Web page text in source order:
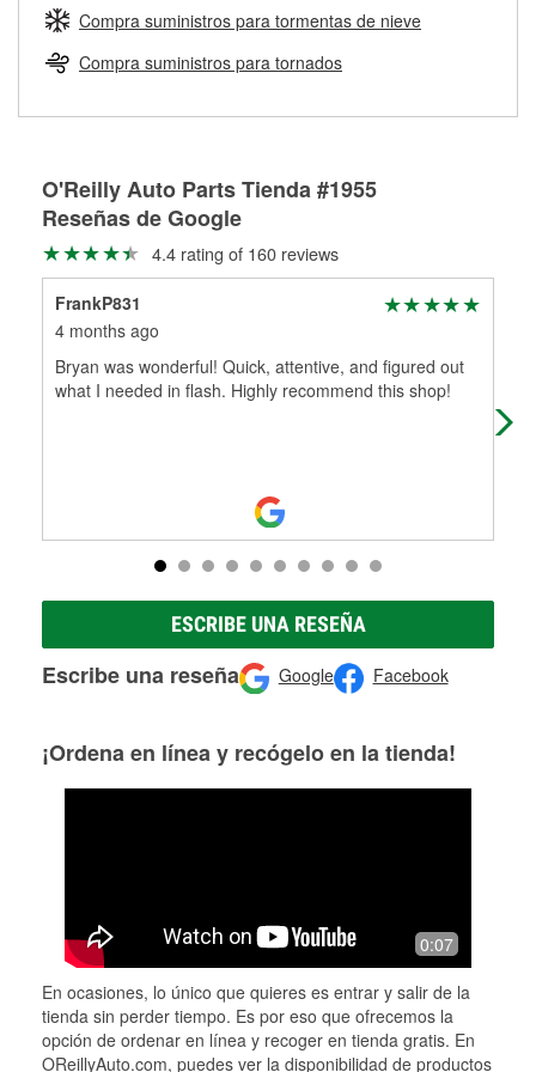
Más información sobre el Programa de Préstamo de
Herramientas de O'Reilly
medirán tus tambores o discos para determinar si pueden
ser rectificados con seguridad. Si tus tambores o discos no
pueden ser reutilizados, podemos ayudarte a encontrar las
partes de reemplazo correctas para tu reparación.
Rectificación de tambores y discos de freno
Compra suministros para tormentas de nieve
Compra suministros para tornados
O'Reilly Auto Parts Tienda #1955
Reseñas de Google
4.4 rating of 160 reviews
FrankP831
4 months ago
Bryan was wonderful! Quick, attentive, and figured out
what I needed in flash. Highly recommend this shop!
ESCRIBE UNA RESEÑA
Escribe una reseña Google Facebook
¡Ordena en línea y recógelo en la tienda!
0:07
En ocasiones, lo único que quieres es entrar y salir de la
tienda sin perder tiempo. Es por eso que ofrecemos la
opción de ordenar en línea y recoger en tienda gratis. En
OReillyAuto.com, puedes ver la disponibilidad de productos